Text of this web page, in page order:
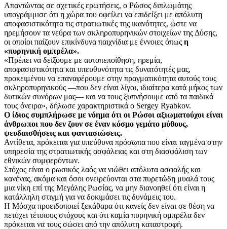
Απαντώντας σε σχετικές ερωτήσεις, ο Ρώσος διπλωμάτης
υπογράμμισε ότι η χώρα του οφείλει να επιδείξει με απόλυτη
αποφασιστικότητα τις στρατιωτικές της ικανότητες, ώστε να
ηρεμήσουν τα νεύρα των σκληροπυρηνικών στοιχείων της Δύσης,
οι οποίοι παίζουν επικίνδυνα παιχνίδια με έννοιες όπως η
«πυρηνική ομπρέλα».
«Πρέπει να δείξουμε με αυτοπεποίθηση, ηρεμία,
αποφασιστικότητα και υπευθυνότητα τις δυνατότητές μας,
προκειμένου να επαναφέρουμε στην πραγματικότητα αυτούς τους
σκληροπυρηνικούς —που δεν είναι λίγοι, ιδιαίτερα κατά μήκος των
δυτικών συνόρων μας— και να τους ξυπνήσουμε από τα παιδικά
τους όνειρα», δήλωσε χαρακτηριστικά ο Sergey Ryabkov.
Ο ίδιος συμπλήρωσε με νόημα ότι οι Ρώσοι αξιωματούχοι είναι
άνθρωποι που δεν ζουν σε έναν κόσμο γεμάτο μύθους,
ψευδαισθήσεις και φαντασιώσεις.
Αντίθετα, πρόκειται για υπεύθυνα πρόσωπα που είναι ταγμένα στην
υπηρεσία της στρατιωτικής ασφάλειας και στη διασφάλιση των
εθνικών συμφερόντων.
Στόχος είναι ο ρωσικός λαός να νιώθει απόλυτα ασφαλής και
κανένας, ακόμα και όσοι ονειρεύονται στα πυρετώδη μυαλά τους
μια νίκη επί της Μεγάλης Ρωσίας, να μην διανοηθεί ότι είναι η
κατάλληλη στιγμή για να δοκιμάσει τις δυνάμεις του.
Η Μόσχα προειδοποιεί ξεκάθαρα ότι κανείς δεν είναι σε θέση να
πετύχει τέτοιους στόχους και ότι καμία πυρηνική ομπρέλα δεν
πρόκειται να τους σώσει από την απόλυτη καταστροφή.